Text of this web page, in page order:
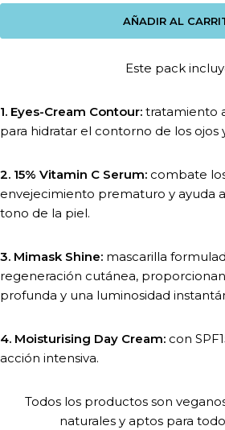
Este pack
1. Eyes-Cream Contour: tratamiento
para hidratar el contorno de los ojos
2. 15% Vitamin C Serum: combate
envejecimiento prematuro y ayuda
tono de la piel.
3. Mimask Shine: mascarilla
regeneración cutánea,
profunda y una luminosidad
4. Moisturising Day Cream: con
acción intensiva.
Todos los productos son
naturales y aptos para
AÑADIR AL